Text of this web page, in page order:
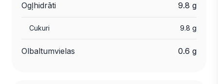
Ogļhidrāti 9.8 g
Cukuri 9.8 g
Olbaltumvielas 0.6 g